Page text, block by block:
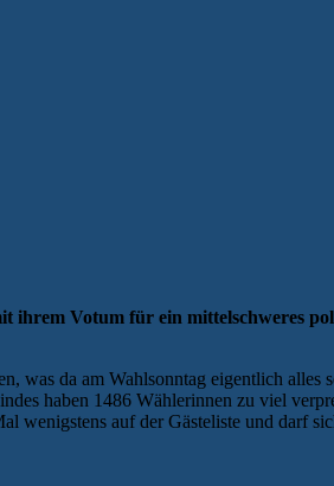
ihrem Votum für ein mittelschweres
was da am Wahlsonntag eigentlich
haben 1486 Wählerinnen zu viel
wenigstens auf der Gästeliste und darf